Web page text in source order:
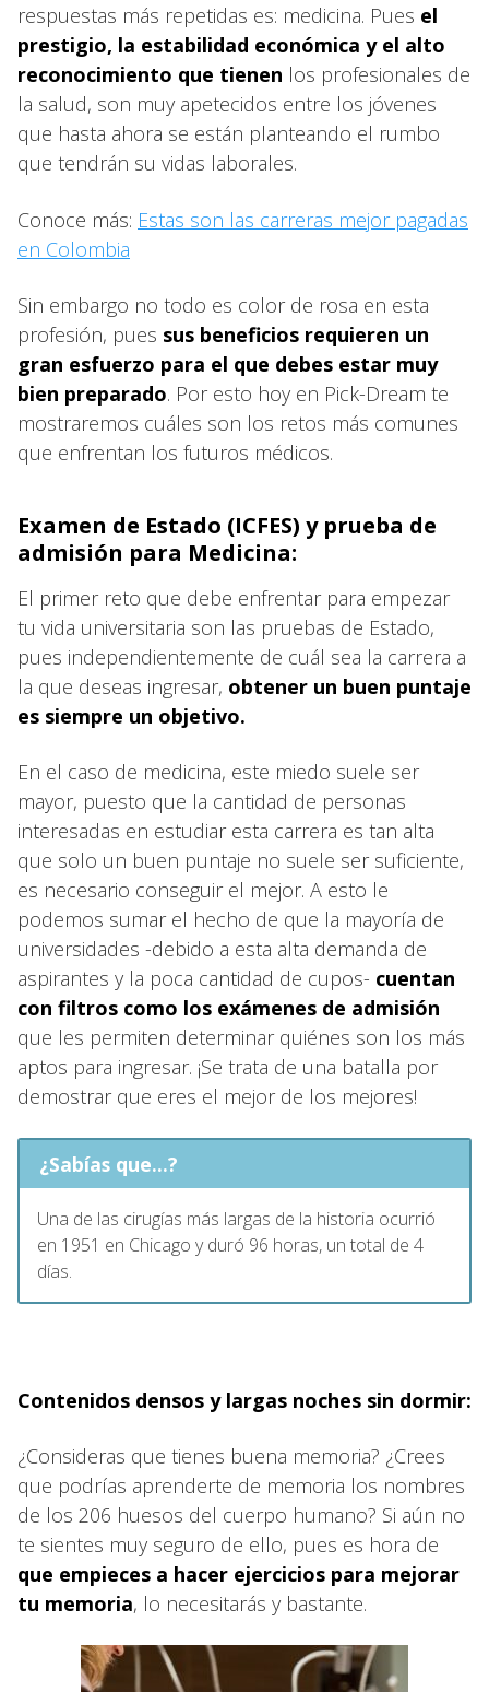
respuestas más repetidas es: medicina. Pues el
prestigio, la estabilidad económica y el alto
reconocimiento que tienen los profesionales de
la salud, son muy apetecidos entre los jóvenes
que hasta ahora se están planteando el rumbo
que tendrán su vidas laborales.
Conoce más: Estas son las carreras mejor pagadas
en Colombia
Sin embargo no todo es color de rosa en esta
profesión, pues sus beneficios requieren un
gran esfuerzo para el que debes estar muy
bien preparado. Por esto hoy en Pick-Dream te
mostraremos cuáles son los retos más comunes
que enfrentan los futuros médicos.
Examen de Estado (ICFES) y prueba de
admisión para Medicina:
El primer reto que debe enfrentar para empezar
tu vida universitaria son las pruebas de Estado,
pues independientemente de cuál sea la carrera a
la que deseas ingresar, obtener un buen puntaje
es siempre un objetivo.
En el caso de medicina, este miedo suele ser
mayor, puesto que la cantidad de personas
interesadas en estudiar esta carrera es tan alta
que solo un buen puntaje no suele ser suficiente,
es necesario conseguir el mejor. A esto le
podemos sumar el hecho de que la mayoría de
universidades -debido a esta alta demanda de
aspirantes y la poca cantidad de cupos- cuentan
con filtros como los exámenes de admisión
que les permiten determinar quiénes son los más
aptos para ingresar. ¡Se trata de una batalla por
demostrar que eres el mejor de los mejores!
¿Sabías que...?
Una de las cirugías más largas de la historia ocurrió
en 1951 en Chicago y duró 96 horas, un total de 4
días.
Contenidos densos y largas noches sin dormir:
¿Consideras que tienes buena memoria? ¿Crees
que podrías aprenderte de memoria los nombres
de los 206 huesos del cuerpo humano? Si aún no
te sientes muy seguro de ello, pues es hora de
que empieces a hacer ejercicios para mejorar
tu memoria, lo necesitarás y bastante.